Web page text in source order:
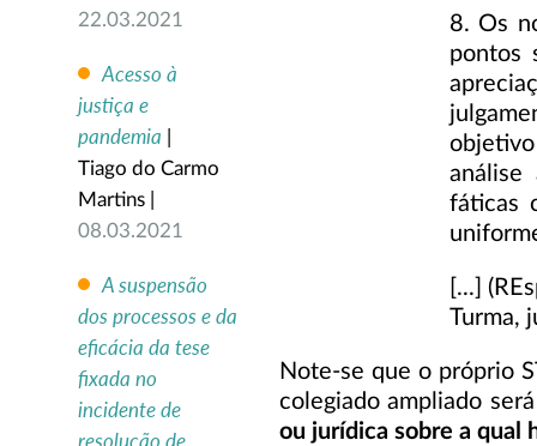
22.03.2021
Acesso à
justiça e
pandemia
Tiago do Carmo
Martins |
08.03.2021
A suspensão
dos processos e da
eficácia da tese
fixada no
incidente de
resolução de
8. Os
pontos
análise
fáticas
[...]
Turma,
Note-se que o próprio
colegiado ampliado
ou jurídica sobre a qual